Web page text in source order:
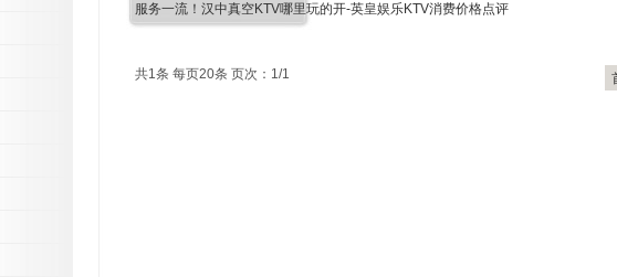
服务一流！汉中真空KTV哪里玩的开-英皇娱乐KTV消费价格点评
共1条 每页20条 页次：1/1